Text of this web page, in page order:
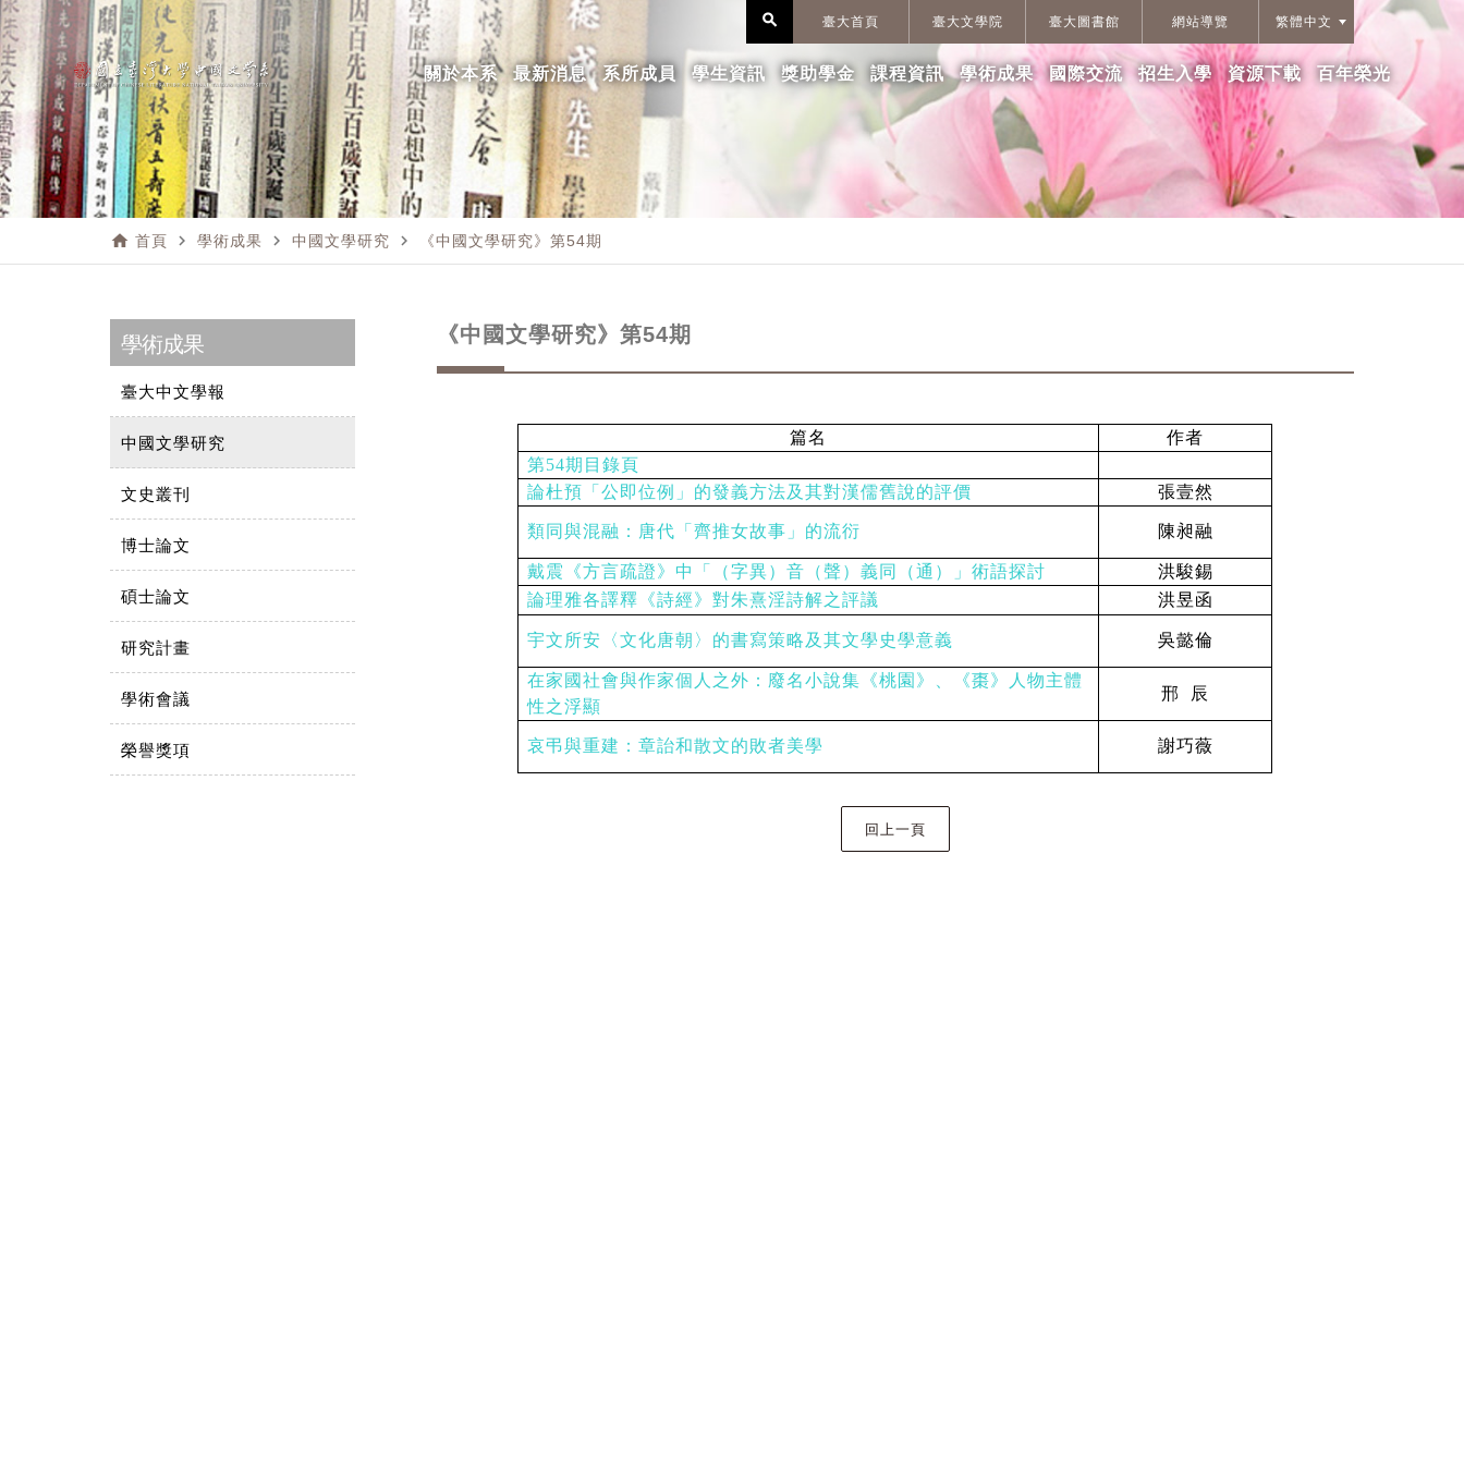
臺大首頁 臺大文學院 臺大圖書館 網站導覽
search 繁體中文
關於本系 最新消息 系所成員 學生資訊 獎助學金 課程資訊 學術成果 國際交流 招生入學 資源下載 百年榮光
home 首頁 navigate_next 學術成果 navigate_next 中國文學研究 navigate_next 《中國文學研究》第54期
學術成果
臺大中文學報
中國文學研究
文史叢刊
博士論文
碩士論文
研究計畫
學術會議
榮譽獎項
《中國文學研究》第54期
篇名
作者
第54期目錄頁
論杜預「公即位例」的發義方法及其對漢儒舊說的評價
張壹然
類同與混融：唐代「齊推女故事」的流衍 陳昶融
戴震《方言疏證》中「（字異）音（聲）義同（通）」術語探討
洪駿錫
論理雅各譯釋《詩經》對朱熹淫詩解之評議
洪昱函
宇文所安〈文化唐朝〉的書寫策略及其文學史學意義 吳懿倫
在家國社會與作家個人之外：廢名小說集《桃園》、《棗》人物主體
性之浮顯
邢 辰
哀弔與重建：章詒和散文的敗者美學 謝巧薇